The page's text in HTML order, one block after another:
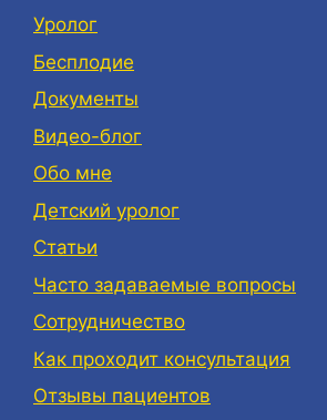
Уролог
Бесплодие
Документы
Видео-блог
Обо мне
Детский уролог
Статьи
Часто задаваемые вопросы
Сотрудничество
Как проходит консультация
Отзывы пациентов